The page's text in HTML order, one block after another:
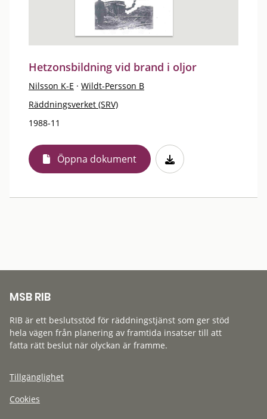
Hetzonsbildning vid brand i oljor
Nilsson K-E · Wildt-Persson B
Räddningsverket (SRV)
1988-11
Öppna dokument
MSB RIB
RIB är ett beslutsstöd för räddningstjänst som ger stöd
hela vägen från planering av framtida insatser till att
fatta rätt beslut när olyckan är framme.
Tillgänglighet
Cookies